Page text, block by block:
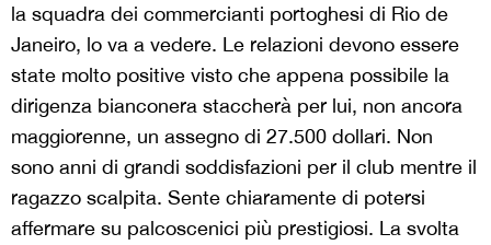
la squadra dei commercianti portoghesi di Rio de
Janeiro, lo va a vedere. Le relazioni devono essere
state molto positive visto che appena possibile la
dirigenza bianconera staccherà per lui, non ancora
maggiorenne, un assegno di 27.500 dollari. Non
sono anni di grandi soddisfazioni per il club mentre il
ragazzo scalpita. Sente chiaramente di potersi
affermare su palcoscenici più prestigiosi. La svolta